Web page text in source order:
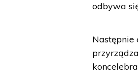
odbywa
Następnie